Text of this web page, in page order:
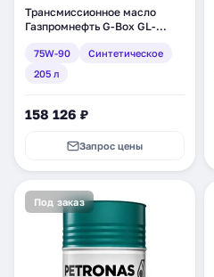
Трансмиссионное масло
Газпромнефть G-Box GL-
синтетическое, 205 л
(253650035)
75W-90
Синтетическое
205 л
158 126 ₽
Запрос цены
Под заказ